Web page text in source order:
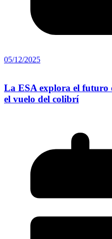
05/12/2025
La ESA explora el futuro
el vuelo del colibrí